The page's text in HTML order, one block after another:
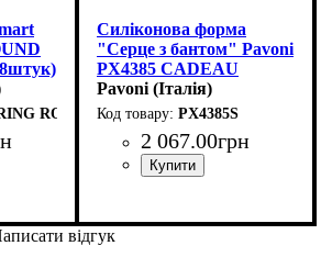
ROUND 70
Силіконова форма
"Серце з бантом" Pavoni
PX4385 CADEAU
(73x66мм,h36мм,90мл)
Pavoni (Італія)
PX4385S
2 067.00грн
відгук